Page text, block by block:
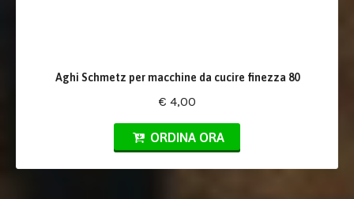
Aghi Schmetz per macchine da cucire finezza 80
€ 4,00
ORDINA ORA